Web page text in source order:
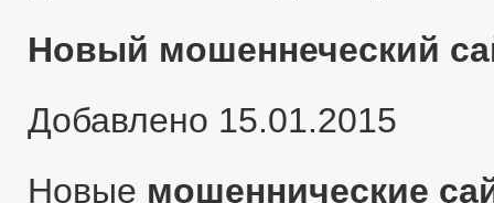
Новый мошеннеческий
Добавлено 15.01.2015
Новые мошеннические